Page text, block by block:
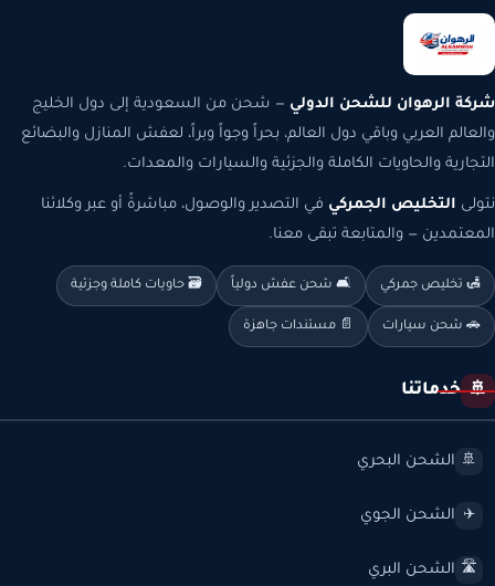
شركة الرهوان للشحن الدولي — شحن من السعودية إلى دول الخليج
والعالم العربي وباقي دول العالم، بحراً وجواً وبراً، لعفش المنازل والبضائع
التجارية والحاويات الكاملة والجزئية والسيارات والمعدات.
نتولى التخليص الجمركي في التصدير والوصول، مباشرةً أو عبر وكلائنا
المعتمدين — والمتابعة تبقى معنا.
🛃 تخليص جمركي 🛋️ شحن عفش دولياً 🗃️ حاويات كاملة وجزئية
🚗 شحن سيارات 📄 مستندات جاهزة
🚢 خدماتنا
🚢 الشحن البحري
✈️ الشحن الجوي
🛣️ الشحن البري